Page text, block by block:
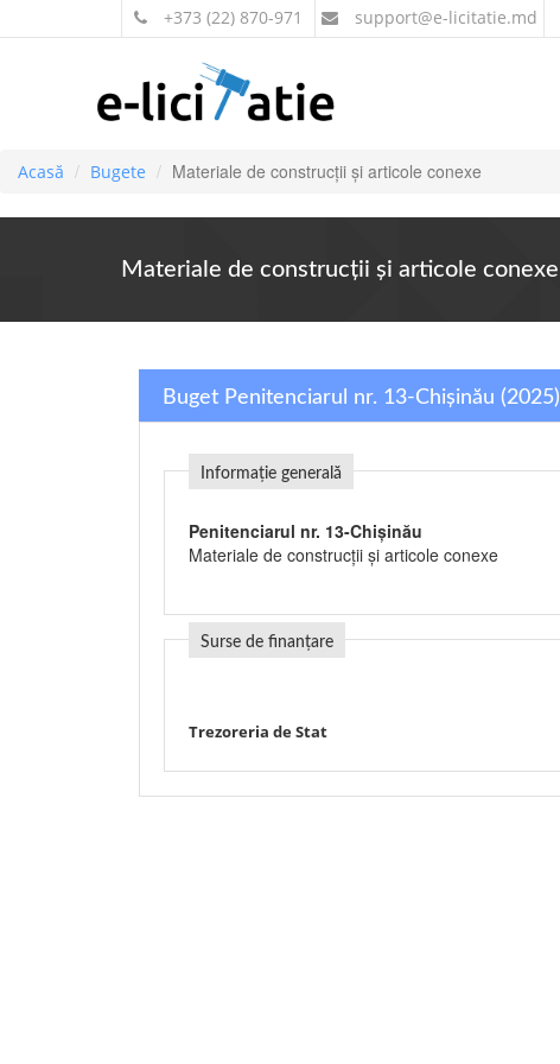
+373 (22) 870-971 support@e-licitatie.md
Acasă Bugete Materiale de construcţii şi articole conexe
Materiale de construcţii şi articole conexe
Buget Penitenciarul nr. 13-Chișinău (2025)
Informație generală
Penitenciarul nr. 13-Chișinău
Materiale de construcţii şi articole conexe
Surse de finanțare
Trezoreria de Stat